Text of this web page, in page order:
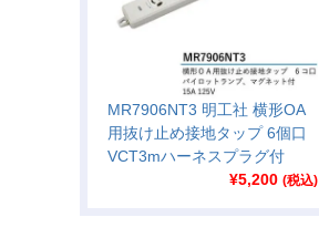
MR7906NT3 明工社 横形OA
用抜け止め接地タップ 6個口
VCT3mハーネスプラグ付
¥5,200 (税込)